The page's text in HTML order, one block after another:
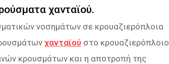
χανταϊού.
νοσημάτων σε κρουαζιερόπλοια
χανταϊού στο κρουαζιερόπλοιο
κρουσμάτων και η αποτροπή της